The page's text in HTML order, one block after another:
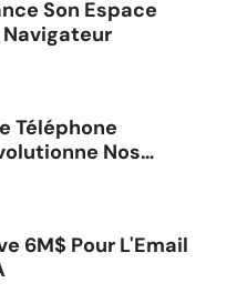
Son Espace
Navigateur
Téléphone
Nos
6M$ Pour L'Email